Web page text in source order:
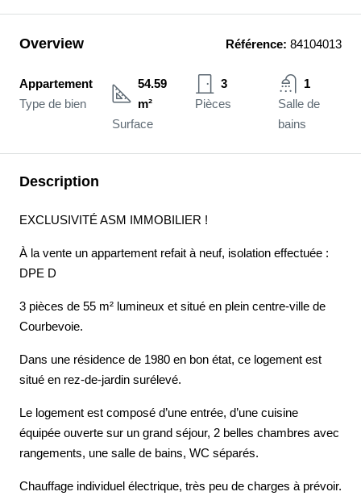
Overview Référence: 84104013
Appartement
Type de bien
54.59
m²
Surface
3
Pièces
1
Salle de
bains
Description
EXCLUSIVITÉ ASM IMMOBILIER !
À la vente un appartement refait à neuf, isolation effectuée :
DPE D
3 pièces de 55 m² lumineux et situé en plein centre-ville de
Courbevoie.
Dans une résidence de 1980 en bon état, ce logement est
situé en rez-de-jardin surélevé.
Le logement est composé d’une entrée, d’une cuisine
équipée ouverte sur un grand séjour, 2 belles chambres avec
rangements, une salle de bains, WC séparés.
Chauffage individuel électrique, très peu de charges à prévoir.